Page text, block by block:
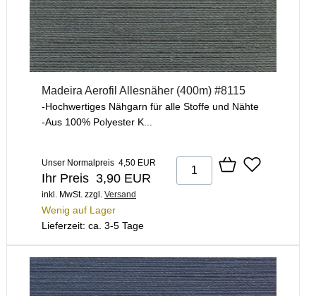
Madeira Aerofil Allesnäher (400m) #8115
-Hochwertiges Nähgarn für alle Stoffe und Nähte
-Aus 100% Polyester K...
Unser Normalpreis 4,50 EUR
Ihr Preis 3,90 EUR
inkl. MwSt. zzgl. Versand
Wenig auf Lager
Lieferzeit: ca. 3-5 Tage